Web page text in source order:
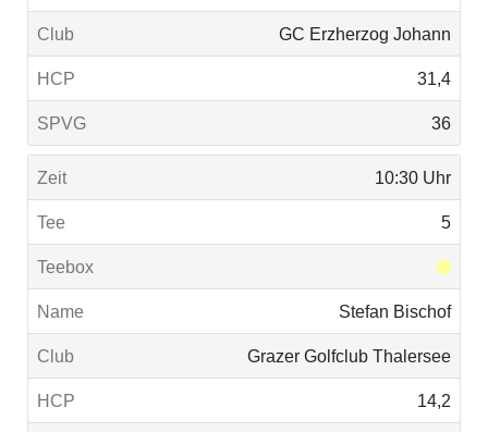
GC Erzherzog Johann
31,4
36
10:30 Uhr
5
Stefan Bischof
Grazer Golfclub Thalersee
14,2